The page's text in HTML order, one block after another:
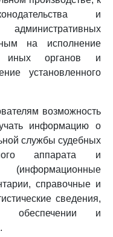
и
на исполнение
иных органов и
установленного
возможность
информацию о
службы судебных
аппарата и
(информационные
справочные и
сведения,
обеспечении и